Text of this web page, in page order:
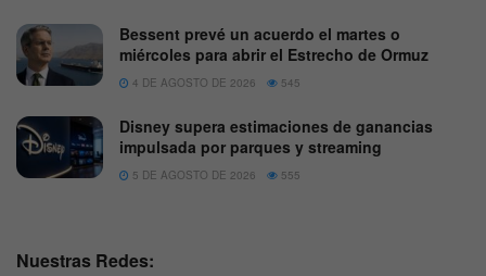
Bessent prevé un acuerdo el martes o
miércoles para abrir el Estrecho de Ormuz
4 DE AGOSTO DE 2026 545
Disney supera estimaciones de ganancias
impulsada por parques y streaming
5 DE AGOSTO DE 2026 555
Nuestras Redes: